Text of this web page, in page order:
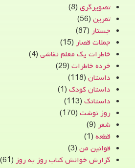
تصویرگری (8)
تمرین (56)
جستار (87)
جملات قصار (15)
خاطرات یک معلم نقاشی (4)
خرده خاطرات (29)
داستان (118)
داستان کودک (1)
داستانک (113)
روز نوشت (170)
شعر (9)
قطعه (1)
قوانین من (3)
گزارش خوانش کتاب روز به روز (61)